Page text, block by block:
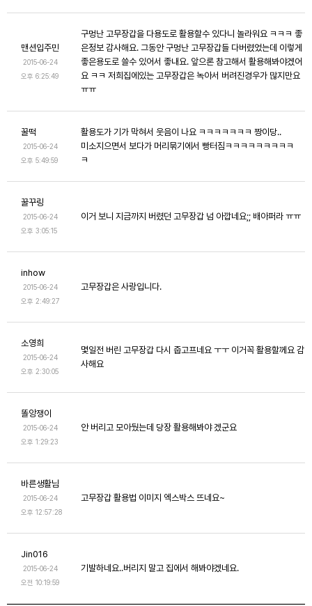
맨션입주민
2015-06-24
오후 6:25:49
구멍난 고무장갑을 다용도로 활용할수 있다니 놀라워요 ㅋㅋㅋ 좋
은정보 감사해요. 그동안 구멍난 고무장갑들 다버렸었는데 이렇게
좋은용도로 쓸수 있어서 좋내요. 앞으론 참고해서 활용해봐야겠어
요 ㅋㅋ 저희집에있는 고무장갑은 녹아서 버려진경우가 많지만요
ㅠㅠ
꿀떡
2015-06-24
오후 5:49:59
활용도가 기가 막혀서 웃음이 나요 ㅋㅋㅋㅋㅋㅋㅋ 짱이당..
미소지으면서 보다가 머리묶기에서 빵터짐ㅋㅋㅋㅋㅋㅋㅋㅋㅋ
ㅋ
꿀꾸링
2015-06-24
오후 3:05:15
이거 보니 지금까지 버렸던 고무장갑 넘 아깝네요;; 배아퍼라 ㅠㅠ
inhow
2015-06-24
오후 2:49:27
고무장갑은 사랑입니다.
소영희
2015-06-24
오후 2:30:05
몇일전 버린 고무장갑 다시 줍고프네요 ㅜㅜ 이거꼭 활용할께요 감
사해요
똘앙쟁이
2015-06-24
오후 1:29:23
안 버리고 모아뒀는데 당장 활용해봐야 겠군요
바른생활님
2015-06-24
오후 12:57:28
고무장갑 활용법 이미지 엑스박스 뜨네요~
Jin016
2015-06-24
오전 10:19:59
기발하네요..버리지 말고 집에서 해봐야겠네요.